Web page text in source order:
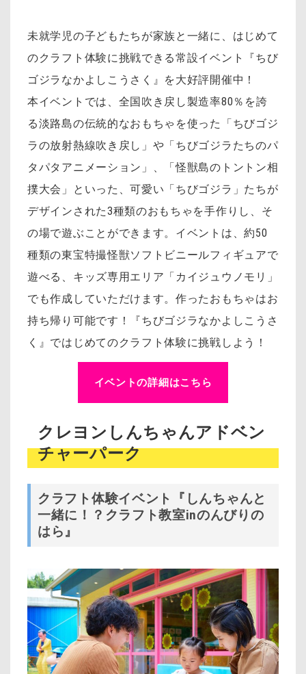
未就学児の子どもたちが家族と一緒に、はじめて
のクラフト体験に挑戦できる常設イベント『ちび
ゴジラなかよしこうさく』を大好評開催中！
本イベントでは、全国吹き戻し製造率80％を誇
る淡路島の伝統的なおもちゃを使った「ちびゴジ
ラの放射熱線吹き戻し」や「ちびゴジラたちのパ
タパタアニメーション」、「怪獣島のトントン相
撲大会」といった、可愛い「ちびゴジラ」たちが
デザインされた3種類のおもちゃを手作りし、そ
の場で遊ぶことができます。イベントは、約50
種類の東宝特撮怪獣ソフトビニールフィギュアで
遊べる、キッズ専用エリア「カイジュウノモリ」
でも作成していただけます。作ったおもちゃはお
持ち帰り可能です！『ちびゴジラなかよしこうさ
く』ではじめてのクラフト体験に挑戦しよう！
イベントの詳細はこちら
クレヨンしんちゃんアドベン
チャーパーク
クラフト体験イベント『しんちゃんと
一緒に！？クラフト教室inのんびりの
はら』